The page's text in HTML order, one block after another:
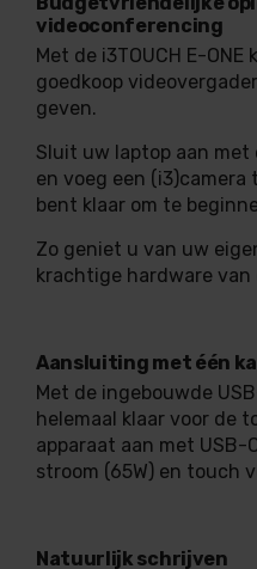
videoconferencing
Met de i3TOUCH E-
goedkoop
geven.
Sluit uw laptop aan met
en voeg een (i3)camera
bent klaar om te
Zo geniet u van uw
krachtige hardware van
Aansluiting met één
Met de ingebouwde
helemaal klaar voor de
apparaat aan met USB-
stroom (65W) en touch
Natuurlijk schrijven